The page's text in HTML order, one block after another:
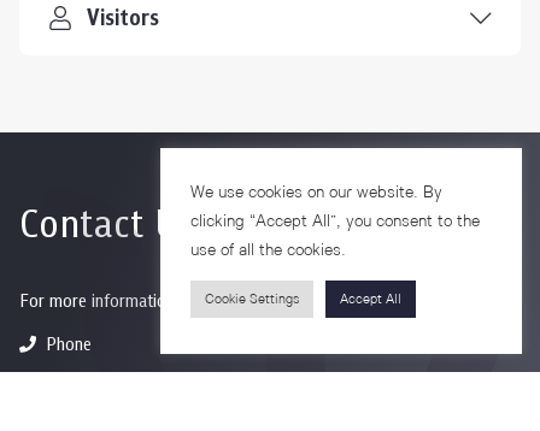
Visitors
Contact Us
For more information please contact
Phone
We use cookies on our website. By
clicking “Accept All”, you consent to the
use of all the cookies.
Cookie Settings Accept All